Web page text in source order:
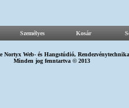
Személyes Kosár
Nortyx Web-és Hangstúdió, Rendezvénytechnika
Minden jog fenntartva © 2013